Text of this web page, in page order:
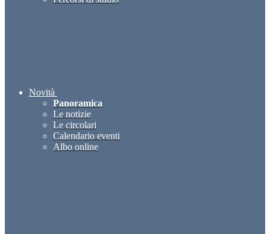
Novità
Panoramica
Le notizie
Le circolari
Calendario eventi
Albo online